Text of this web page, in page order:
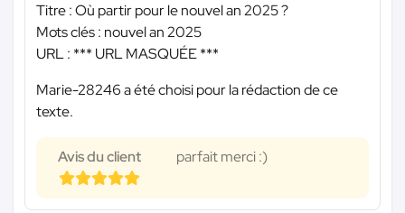
Titre : Où partir pour le nouvel an 2025 ?
Mots clés : nouvel an 2025
URL : *** URL MASQUÉE ***
Marie-28246 a été choisi pour la rédaction de ce
texte.
Avis du client parfait merci :)